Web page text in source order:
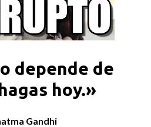
depende de
hoy.»
Gandhi